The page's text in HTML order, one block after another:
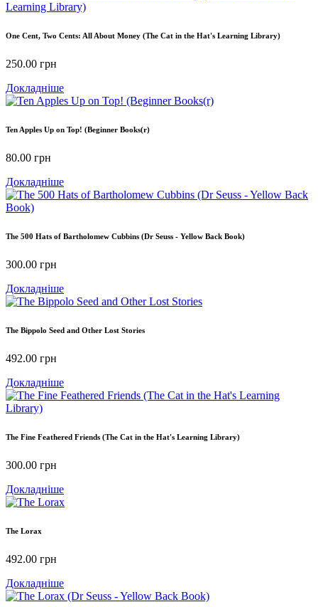
One Cent, Two Cents: All About Money (The Cat in the Hat's Learning Library)
250.00 грн
Докладніше
Ten Apples Up on Top! (Beginner Books(r)
80.00 грн
Докладніше
The 500 Hats of Bartholomew Cubbins (Dr Seuss - Yellow Back Book)
300.00 грн
Докладніше
The Bippolo Seed and Other Lost Stories
492.00 грн
Докладніше
The Fine Feathered Friends (The Cat in the Hat's Learning Library)
300.00 грн
Докладніше
The Lorax
492.00 грн
Докладніше